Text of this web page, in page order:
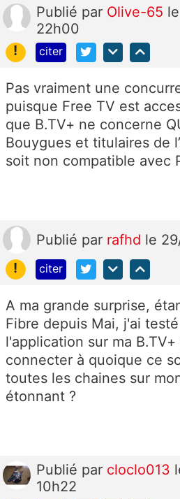
Publié par Olive-65
22h00
!
citer
Pas vraiment une
puisque Free TV est
que B.TV+ ne concerne
Bouygues et titulaires de
soit non compatible avec
Publié par rafhd le
!
citer
A ma grande surprise,
Fibre depuis Mai, j'ai
l'application sur ma
connecter à quoique ce
toutes les chaines sur
étonnant ?
Publié par cloclo013
10h22